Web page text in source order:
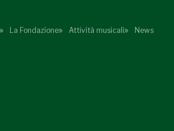
La Fondazione Attività musicali News